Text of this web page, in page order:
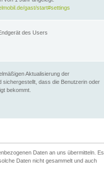
gast/start#settings
des Users
Aktualisierung der
sichergestellt, dass die Benutzerin oder
bekommt.
Daten an uns übermitteln. Es
Daten nicht gesammelt und auch